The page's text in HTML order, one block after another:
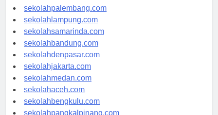
sekolahriau.com
sekolahpalembang.com
sekolahlampung.com
sekolahsamarinda.com
sekolahbandung.com
sekolahdenpasar.com
sekolahjakarta.com
sekolahmedan.com
sekolahaceh.com
sekolahbengkulu.com